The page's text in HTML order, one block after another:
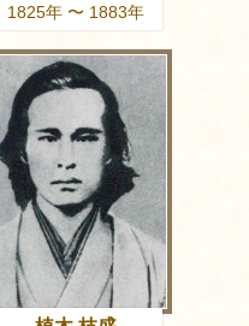
1825年 〜 1883年